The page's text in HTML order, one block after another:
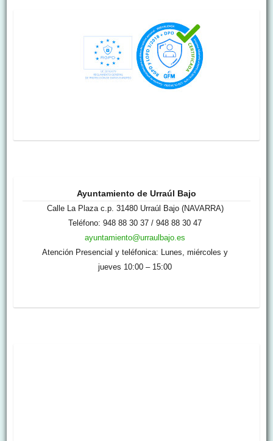
Ayuntamiento de Urraúl Bajo
Calle La Plaza c.p. 31480 Urraúl Bajo (NAVARRA)
Teléfono: 948 88 30 37 / 948 88 30 47
ayuntamiento@urraulbajo.es
Atención Presencial y teléfonica: Lunes, miércoles y
jueves 10:00 – 15:00